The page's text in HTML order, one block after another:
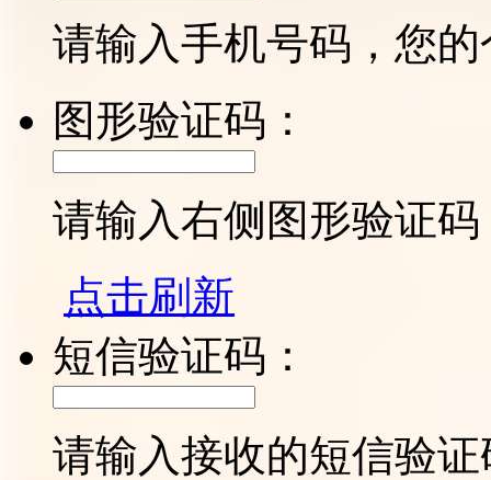
请输入手机号码，您
图形验证码：
请输入右侧图形验证码
点击刷新
短信验证码：
请输入接收的短信验证